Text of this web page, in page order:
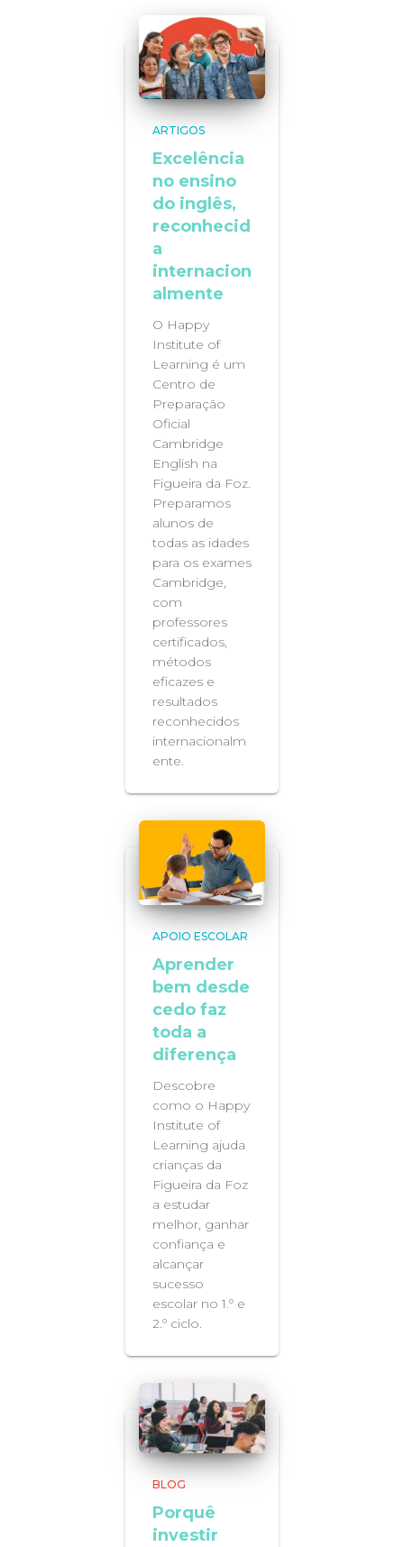
ARTIGOS
Excelência
no ensino
do inglês,
reconhecid
a
internacion
almente
O Happy
Institute of
Learning é um
Centro de
Preparação
Oficial
Cambridge
English na
Figueira da Foz.
Preparamos
alunos de
todas as idades
para os exames
Cambridge,
com
professores
certificados,
métodos
eficazes e
resultados
reconhecidos
internacionalm
ente.
APOIO ESCOLAR
Aprender
bem desde
cedo faz
toda a
diferença
Descobre
como o Happy
Institute of
Learning ajuda
crianças da
Figueira da Foz
a estudar
melhor, ganhar
confiança e
alcançar
sucesso
escolar no 1.º e
2.º ciclo.
BLOG
Porquê
investir